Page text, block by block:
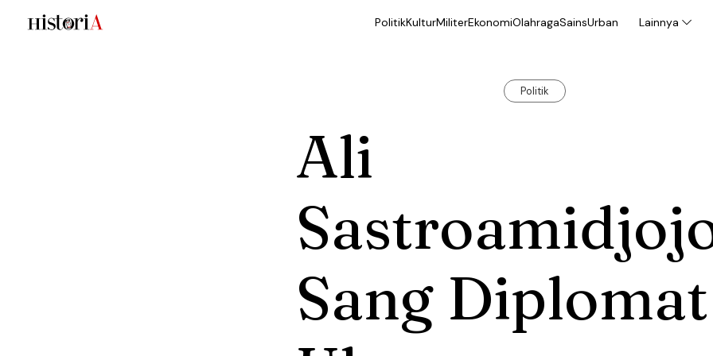
PolitikKulturMiliterEkonomiOlahragaSainsUrban Lainnya
Politik
Ali
Sang Diplomat